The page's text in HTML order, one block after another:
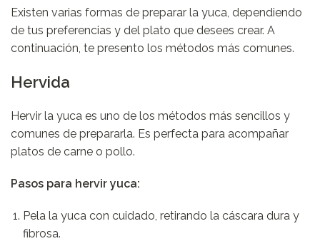
Existen varias formas de preparar la yuca, dependiendo
de tus preferencias y del plato que desees crear. A
continuación, te presento los métodos más comunes.
Hervida
Hervir la yuca es uno de los métodos más sencillos y
comunes de prepararla. Es perfecta para acompañar
platos de carne o pollo.
Pasos para hervir yuca:
Pela la yuca con cuidado, retirando la cáscara dura y
fibrosa.